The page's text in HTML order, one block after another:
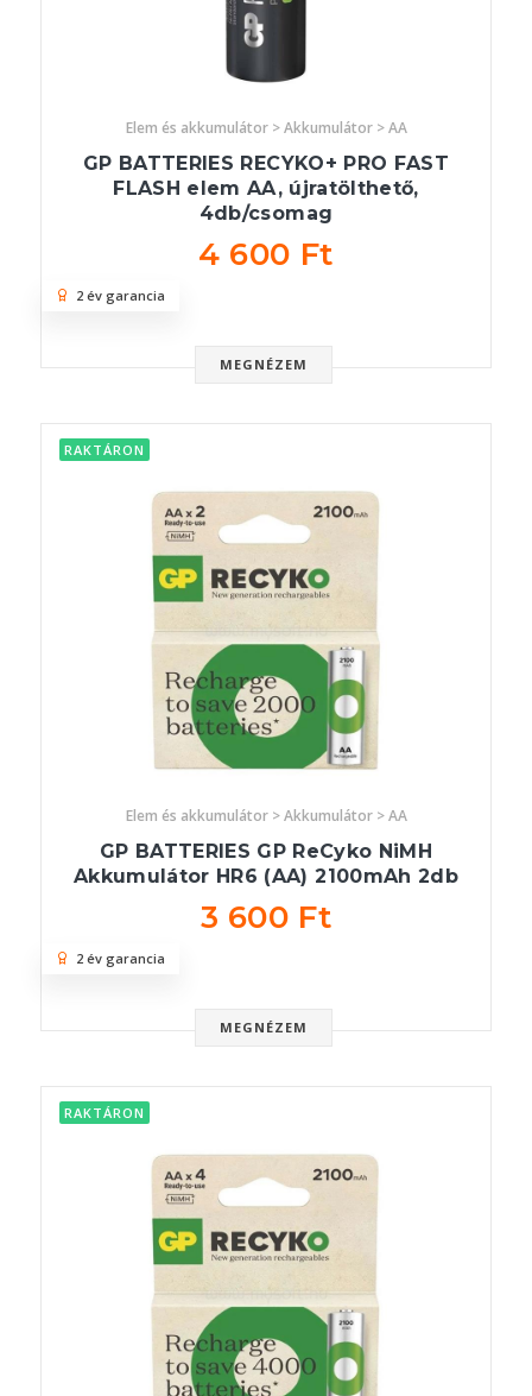
Elem és akkumulátor > Akkumulátor > AA
GP BATTERIES RECYKO+ PRO FAST
FLASH elem AA, újratölthető,
4db/csomag
4 600 Ft
MEGNÉZEM
2 év garancia
RAKTÁRON
Elem és akkumulátor > Akkumulátor > AA
GP BATTERIES GP ReCyko NiMH
Akkumulátor HR6 (AA) 2100mAh 2db
3 600 Ft
MEGNÉZEM
2 év garancia
RAKTÁRON